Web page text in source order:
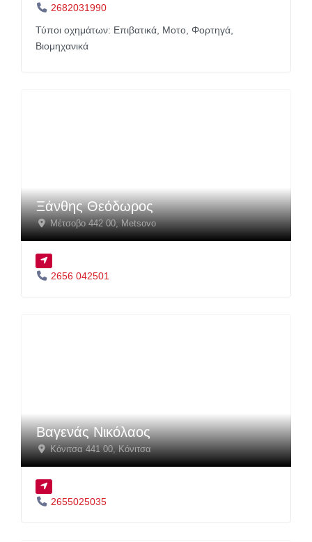
2682031990
Τύποι οχημάτων: Επιβατικά, Μοτο, Φορτηγά,
Βιομηχανικά
Ξάνθης Θεόδωρος
Μέτσοβο 442 00,Metsovo
2656 042501
Βαγενάς Νικόλαος
Κόνιτσα 441 00,Κόνιτσα
2655025035